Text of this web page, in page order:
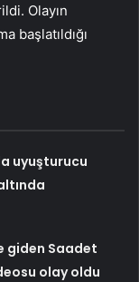
Olayın
başlatıldığı
uyuşturucu
giden Saadet
olay oldu